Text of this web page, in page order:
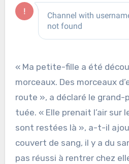
« Ma petite-fille a été
morceaux. Des morceaux
route », a déclaré le grand-
tuée. « Elle prenait l’air sur
sont restées là », a-t-il
couvert de sang, il y a du
pas réussi à rentrer chez